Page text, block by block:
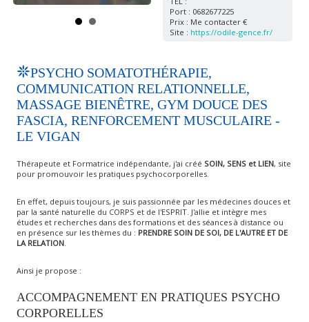
Port : 0682677225
Prix : Me contacter €
Site : https://odile-gence.fr/
PSYCHO SOMATOTHÉRAPIE,
COMMUNICATION RELATIONNELLE,
MASSAGE BIENÊTRE, GYM DOUCE DES
FASCIA, RENFORCEMENT MUSCULAIRE -
LE VIGAN
Thérapeute et Formatrice indépendante, j'ai créé SOIN, SENS et LIEN, site
pour promouvoir les pratiques psychocorporelles.
En effet, depuis toujours, je suis passionnée par les médecines douces et
par la santé naturelle du CORPS et de l'ESPRIT. J'allie et intègre mes
études et recherches dans des formations et des séances à distance ou
en présence sur les thèmes du : PRENDRE SOIN DE SOI, DE L'AUTRE ET DE
LA RELATION.
Ainsi je propose :
ACCOMPAGNEMENT EN PRATIQUES PSYCHO
CORPORELLES